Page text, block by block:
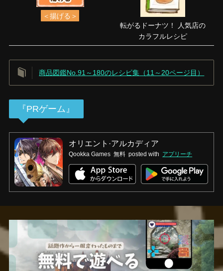
＜揚げる＞
転がるドーナツ！ 人気店の
カラフルレシピ
商品図鑑No.91～180のレシピ集（11～20ページ目）
『PRゲーム』
オリエント·アルカディア
Qookka Games 無料 posted with アプリーチ